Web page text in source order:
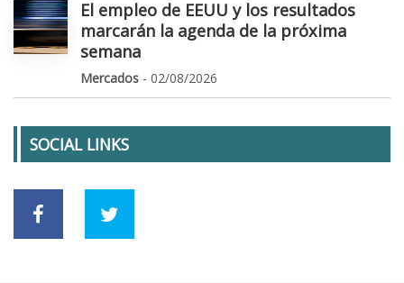
El empleo de EEUU y los resultados
marcarán la agenda de la próxima
semana
Mercados - 02/08/2026
SOCIAL LINKS